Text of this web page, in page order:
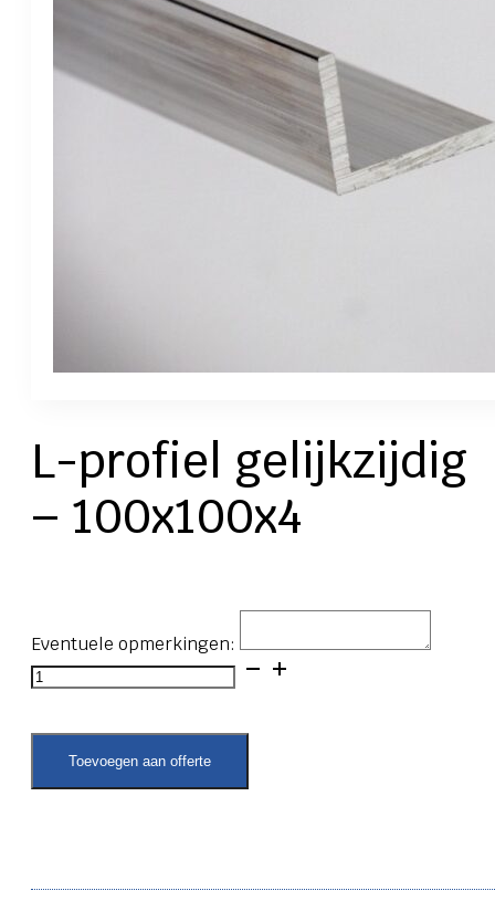
L-profiel gelijkzijdig
– 100x100x4
Eventuele opmerkingen:
L-
profiel
-
100x100x4
aantal
Toevoegen aan offerte